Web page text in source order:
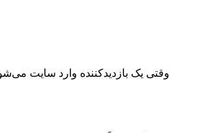
وقتی یک بازدیدکننده وارد سایت